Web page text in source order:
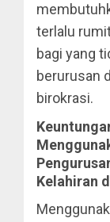
terlalu
bagi yang
berurusan
birokrasi.
Kelahiran